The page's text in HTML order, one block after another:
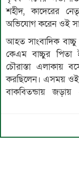
শহীদ, কাদেরের
অভিযোগ করেন ওই
আহত সাংবাদিক বাচ্চু
কেএম বাচ্চুর
চৌরাস্তা এলাকায়
করছিলেন। এসময় ওই
বাকবিতন্ডায়